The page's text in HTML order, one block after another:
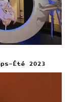
Été 2023